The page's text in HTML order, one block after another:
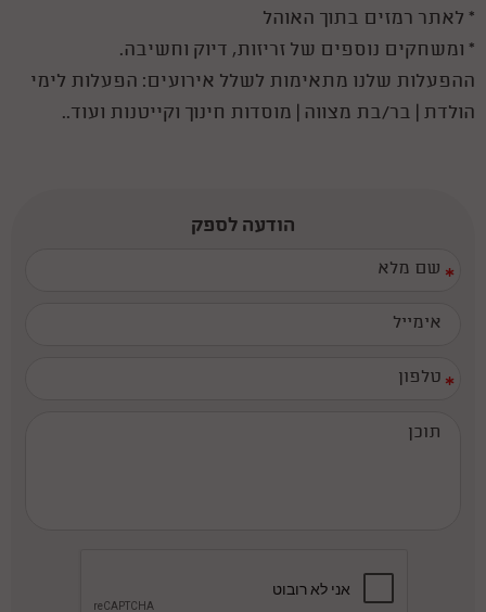
* לאתר רמזים בתוך האוהל
* ומשחקים נוספים של זריזות, דיוק וחשיבה.
ההפעלות שלנו מתאימות לשלל אירועים: הפעלות לימי
הולדת
בר/בת מצווה | מוסדות חינוך וקייטנות ועוד..
הודעה לספק
*
*